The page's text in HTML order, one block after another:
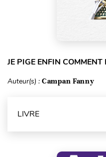
JE PIGE ENFIN
Auteur(s) : Campan Fanny
LIVRE